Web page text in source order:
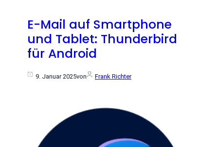
E-Mail auf Smartphone
und Tablet: Thunderbird
für Android
9. Januar 2025von Frank Richter